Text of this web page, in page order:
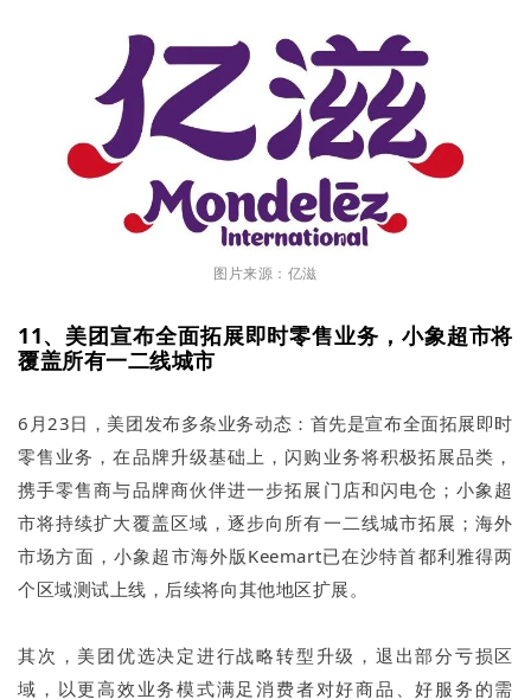
图片来源：亿滋
11、美团宣布全面拓展即时零售业务，小象超市将
覆盖所有一二线城市
6月23日，美团发布多条业务动态：首先是宣布全面拓展即时
零售业务，在品牌升级基础上，闪购业务将积极拓展品类，
携手零售商与品牌商伙伴进一步拓展门店和闪电仓；小象超
市将持续扩大覆盖区域，逐步向所有一二线城市拓展；海外
市场方面，小象超市海外版Keemart已在沙特首都利雅得两
个区域测试上线，后续将向其他地区扩展。
其次，美团优选决定进行战略转型升级，退出部分亏损区
域，以更高效业务模式满足消费者对好商品、好服务的需